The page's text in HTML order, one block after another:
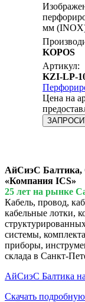
мм (INOX)
KOPOS
Артикул:
KZI-LP-
Цена на
АйСиэС Балтика,
«Компания ICS»
25 лет на рынке
Кабель, провод,
кабельные лотки,
системы,
приборы,
склада в Санкт-
АйСиэС Балтика
Скачать